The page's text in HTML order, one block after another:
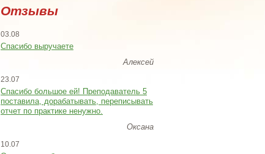
Отзывы
03.08
Спасибо выручаете
Алексей
23.07
Cпасибо большое ей! Преподаватель 5
поставила, дорабатывать, переписывать
отчет по практике ненужно.
Оксана
10.07